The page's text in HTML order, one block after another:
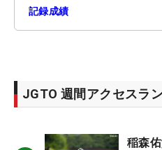
記録成績
JGTO 週間アクセスラ
稲森